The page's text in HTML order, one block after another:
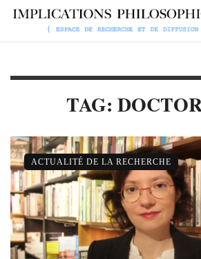
TAG:
ACTUALITÉ DE LA RECHERCHE